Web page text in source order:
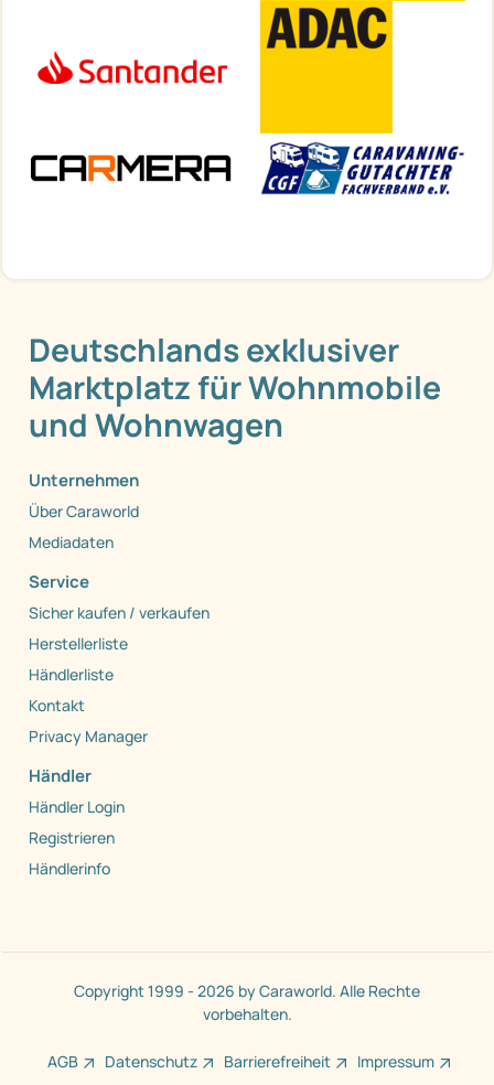
Deutschlands exklusiver
Marktplatz für Wohnmobile
und Wohnwagen
Unternehmen
Über Caraworld
Mediadaten
Service
Sicher kaufen / verkaufen
Herstellerliste
Händlerliste
Kontakt
Privacy Manager
Händler
Händler Login
Registrieren
Händlerinfo
Copyright 1999 - 2026 by Caraworld. Alle Rechte
vorbehalten.
AGB Datenschutz Barrierefreiheit Impressum